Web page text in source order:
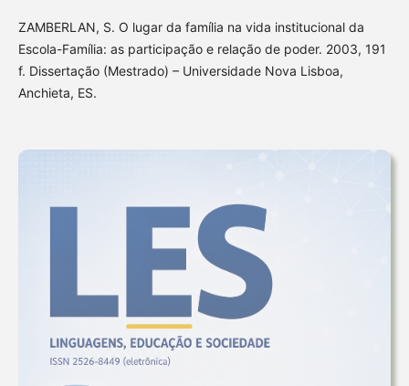
ZAMBERLAN, S. O lugar da família na vida institucional da
Escola-Família: as participação e relação de poder. 2003, 191
f. Dissertação (Mestrado) – Universidade Nova Lisboa,
Anchieta, ES.